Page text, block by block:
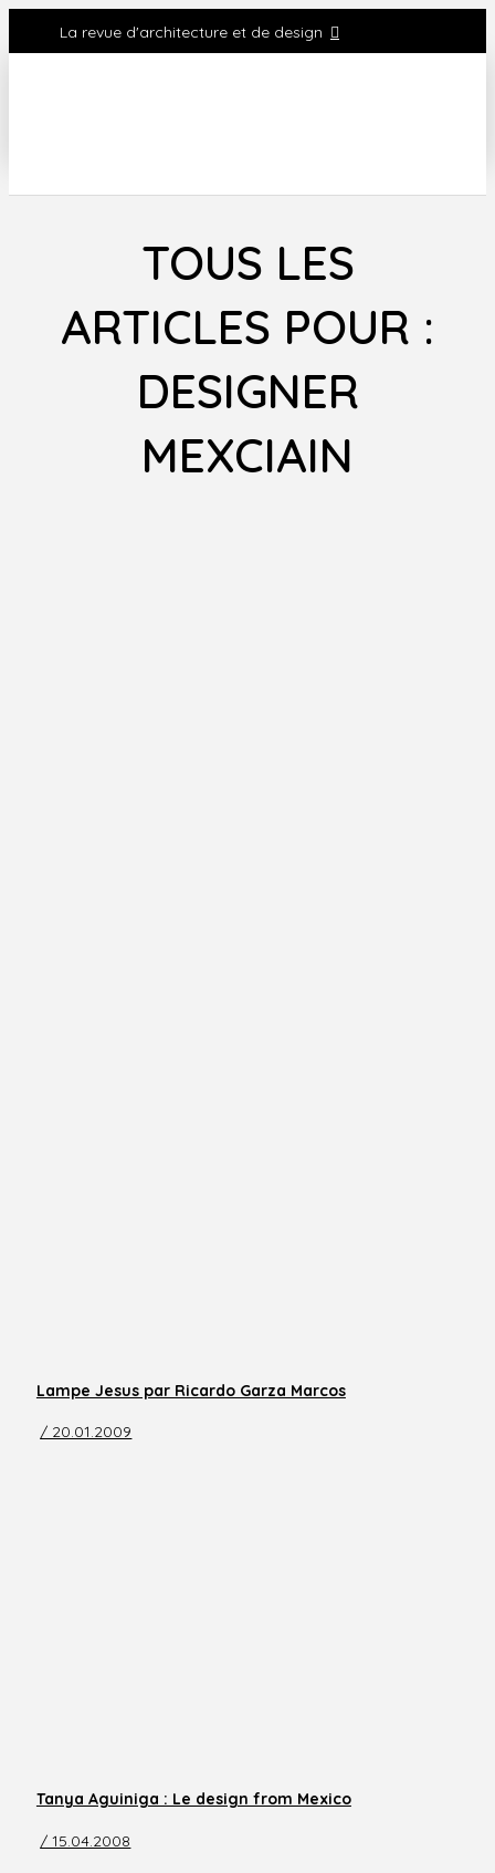
La revue d'architecture et de design
TOUS LES
ARTICLES POUR :
DESIGNER
MEXCIAIN
Lampe Jesus par Ricardo Garza Marcos
/ 20.01.2009
Tanya Aguiniga : Le design from Mexico
/ 15.04.2008